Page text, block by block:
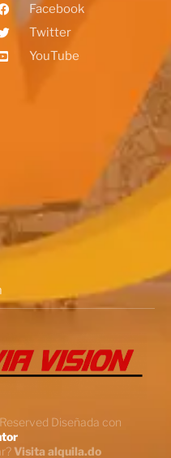
Facebook
Twitter
YouTube
Diseñada con
Visita alquila.do